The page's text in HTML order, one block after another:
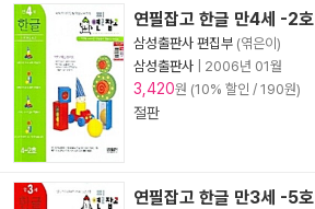
연필잡고 한글 만4세 -2호
삼성출판사 편집부 (엮은이)
삼성출판사
2006년 01월
3,420원 (10% 할인 / 190원)
절판
연필잡고 한글 만3세 -5호